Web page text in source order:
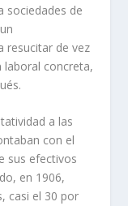
sociedades de
resucitar de vez
laboral concreta,
a las
con el
sus efectivos
en 1906,
casi el 30 por